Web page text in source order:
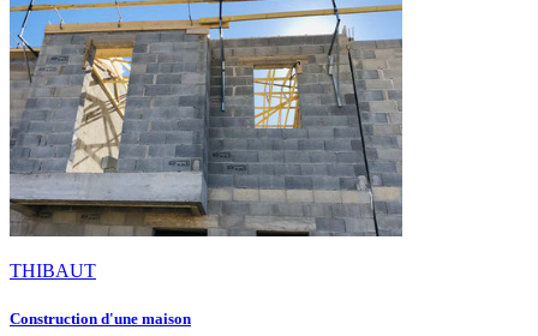
THIBAUT
Construction d'une maison